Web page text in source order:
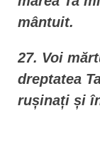
mântuit.
27. Voi
dreptatea
rușinați și